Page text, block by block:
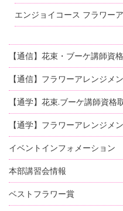
エンジョイコース フラワー
【通信】花束・ブーケ講師資
【通信】フラワーアレンジメ
【通学】花束.ブーケ講師資格
【通学】フラワーアレンジメ
イベントインフォメーション
本部講習会情報
ベストフラワー賞